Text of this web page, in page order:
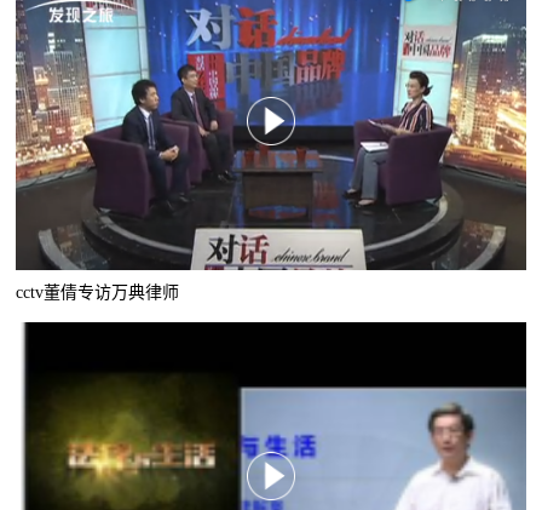
cctv董倩专访万典律师